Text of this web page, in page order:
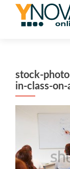
stock-
in-class-